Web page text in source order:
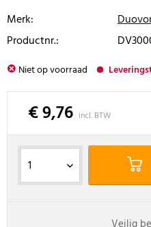
Merk:
Productnr.:
Niet op voorraad
€ 9,76 incl. BTW